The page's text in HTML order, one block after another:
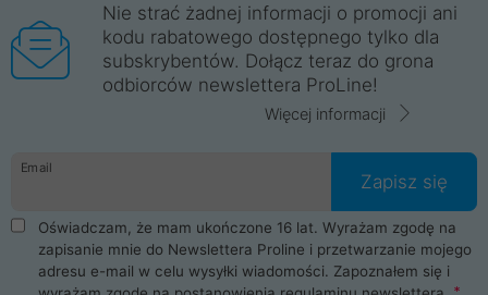
Nie strać żadnej informacji o promocji ani
kodu rabatowego dostępnego tylko dla
subskrybentów. Dołącz teraz do grona
odbiorców newslettera ProLine!
Więcej informacji
Email
Zapisz się
Oświadczam, że mam ukończone 16 lat. Wyrażam zgodę na
zapisanie mnie do Newslettera Proline i przetwarzanie mojego
adresu e-mail w celu wysyłki wiadomości. Zapoznałem się i